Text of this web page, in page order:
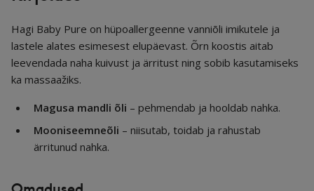
Hagi Baby Pure on hüpoallergeenne vanniõli imikutele ja
lastele alates esimesest elupäevast. Õrn koostis aitab
leevendada naha kuivust ja ärritust ning sobib kasutamiseks
ka massaažiks.
Magusa mandli õli – pehmendab ja hooldab nahka.
Mooniseemneõli – niisutab, toidab ja rahustab
ärritunud nahka.